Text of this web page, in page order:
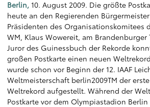
Berlin, 10. August 2009. Die größte
heute an den Regierenden
Präsidenten des Organisationskomitees
WM, Klaus Wowereit, am Brandenburger
Juror des Guinessbuch der Rekorde
großen Postkarte einen neuen
wurde schon vor Beginn der 12. IAAF
Weltmeisterschaft berlin2009TM der
Weltrekord aufgestellt. Während der
Postkarte vor dem Olympiastadion Berlin